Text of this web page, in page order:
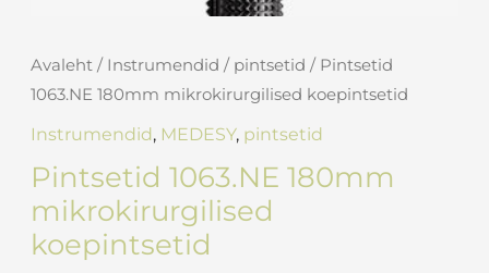
Avaleht / Instrumendid / pintsetid / Pintsetid
1063.NE 180mm mikrokirurgilised koepintsetid
Instrumendid, MEDESY, pintsetid
Pintsetid 1063.NE 180mm
mikrokirurgilised
koepintsetid